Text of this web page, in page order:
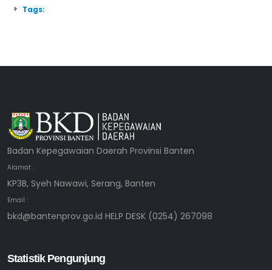
Tags:
Badan Kepegawaian Daerah Provinsi Banten
Alamat :
KP3B, Syeh Nawawi, Serang, Banten
Email :
bkd@bantenprov.go.id HELP DESK (0254) 267098
Statistik Pengunjung